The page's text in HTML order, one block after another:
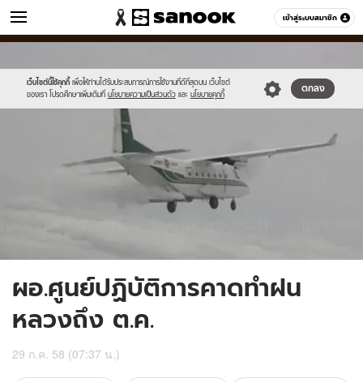
เข้าสู่ระบบสมาชิก
ข่าว หมวดอื่นๆ
เว็บไซต์นี้ใช้คุกกี้ เพื่อให้ท่านได้รับประสบการณ์การใช้งานที่ดีที่สุดบน เว็บไซต์
ของเรา โปรดศึกษาเพิ่มเติมที่ นโยบายความเป็นส่วนตัว และ นโยบายคุกกี้
ตกลง
new-
sanook.png
01.jpg
ผอ.ศูนย์ปฏิบัติการคาดทำฝน
หลวงถึง ต.ค.
29 ก.ค. 58 (07:37 น.)